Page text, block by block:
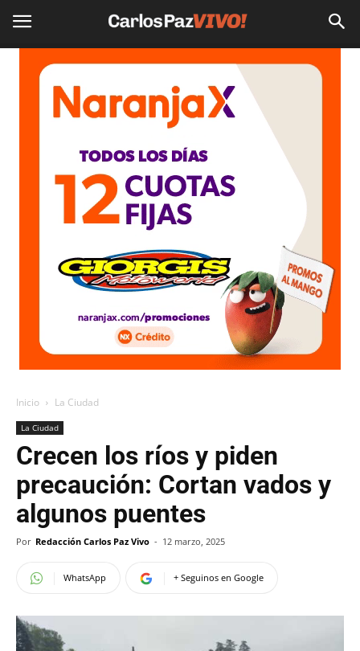
Inicio La Ciudad
La Ciudad
Crecen los ríos y piden
precaución: Cortan vados y
algunos puentes
Por Redacción Carlos Paz Vivo - 12 marzo, 2025
WhatsApp + Seguinos en Google